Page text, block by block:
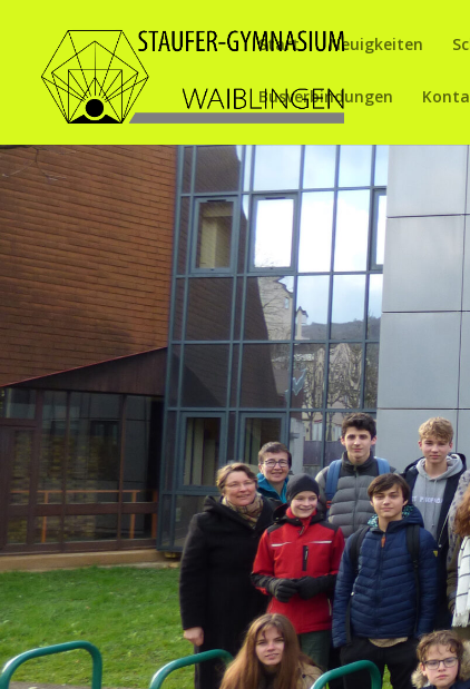
Start Neuigkeiten
Busverbindungen